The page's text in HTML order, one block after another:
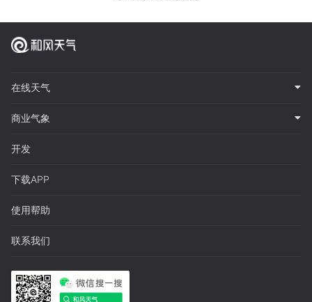
在线天气
商业气象
开发
下载APP
使用帮助
联系我们